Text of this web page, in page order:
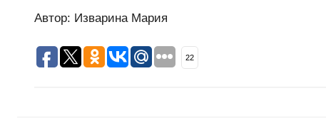
Автор: Изварина Мария
22